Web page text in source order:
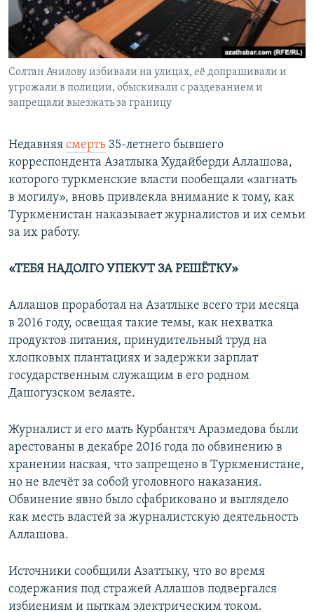
Солтан Ачилову избивали на улицах, её допрашивали и
угрожали в полиции, обыскивали с раздеванием и
запрещали выезжать за границу
Недавняя смерть 35-летнего бывшего
корреспондента Азатлыка Худайберди Аллашова,
которого туркменские власти пообещали «загнать
в могилу», вновь привлекла внимание к тому, как
Туркменистан наказывает журналистов и их семьи
за их работу.
«ТЕБЯ НАДОЛГО УПЕКУТ ЗА РЕШЁТКУ»
Аллашов проработал на Азатлыке всего три месяца
в 2016 году, освещая такие темы, как нехватка
продуктов питания, принудительный труд на
хлопковых плантациях и задержки зарплат
государственным служащим в его родном
Дашогузском велаяте.
Журналист и его мать Курбантяч Аразмедова были
арестованы в декабре 2016 года по обвинению в
хранении насвая, что запрещено в Туркменистане,
но не влечёт за собой уголовного наказания.
Обвинение явно было сфабриковано и выглядело
как месть властей за журналистскую деятельность
Аллашова.
Источники сообщили Азаттыку, что во время
содержания под стражей Аллашов подвергался
избиениям и пыткам электрическим током.